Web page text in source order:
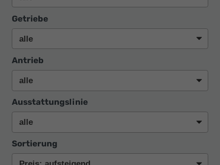
Getriebe
Antrieb
Ausstattungslinie
Sortierung